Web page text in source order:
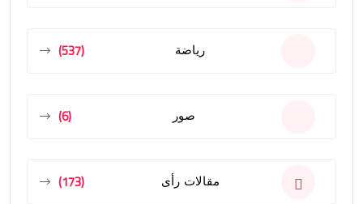
رياضة (537)
صور (6)
مقالات رأى (173)